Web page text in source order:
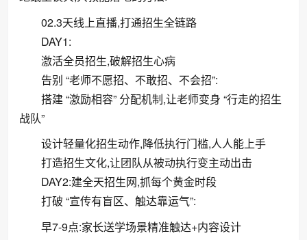
02.3天线上直播,打通招生全链路
DAY1:
激活全员招生,破解招生心病
告别 “老师不愿招、不敢招、不会招”:
搭建 “激励相容” 分配机制,让老师变身 “行走的招生
战队”
设计轻量化招生动作,降低执行门槛,人人能上手
打造招生文化,让团队从被动执行变主动出击
DAY2:建全天招生网,抓每个黄金时段
打破 “宣传有盲区、触达靠运气”:
早7-9点:家长送学场景精准触达+内容设计